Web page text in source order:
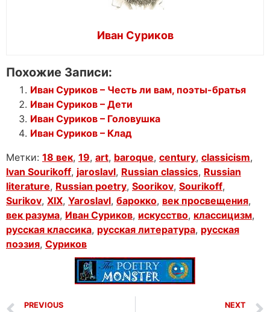
Иван Суриков
Похожие Записи:
Иван Суриков – Честь ли вам, поэты-братья
Иван Суриков – Дети
Иван Суриков – Головушка
Иван Суриков – Клад
Метки: 18 век, 19, art, baroque, century, classicism,
Ivan Sourikoff, jaroslavl, Russian classics, Russian
literature, Russian poetry, Soorikov, Sourikoff,
Surikov, XIX, Yaroslavl, барокко, век просвещения,
век разума, Иван Суриков, искусство, классицизм,
русская классика, русская литература, русская
поэзия, Суриков
PREVIOUS NEXT